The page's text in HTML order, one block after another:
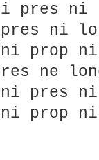
pres ni
ni
prop
ne
pres
prop ni